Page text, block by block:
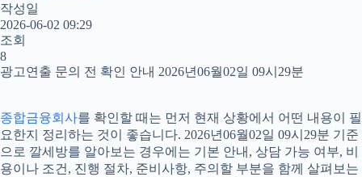
작성일
2026-06-02 09:29
조회
8
광고연출 문의 전 확인 안내 2026년06월02일 09시29분
종합금융회사를 확인할 때는 먼저 현재 상황에서 어떤 내용이 필
요한지 정리하는 것이 좋습니다. 2026년06월02일 09시29분 기준
으로 깔세방를 알아보는 경우에는 기본 안내, 상담 가능 여부, 비
용이나 조건, 진행 절차, 준비사항, 주의할 부분을 함께 살펴보는